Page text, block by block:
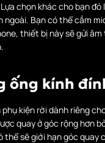
chọn khác cho bạn đó
ngoài. Bạn có thể cắm
thiết bị này sẽ gửi
ống kính
kiện rời dành riêng
quay ở góc rộng hơn
thể sẽ giới hạn góc quay